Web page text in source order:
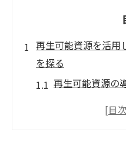
再生可能資源を活用
を探る
再生可能資源の
デジタル技術と